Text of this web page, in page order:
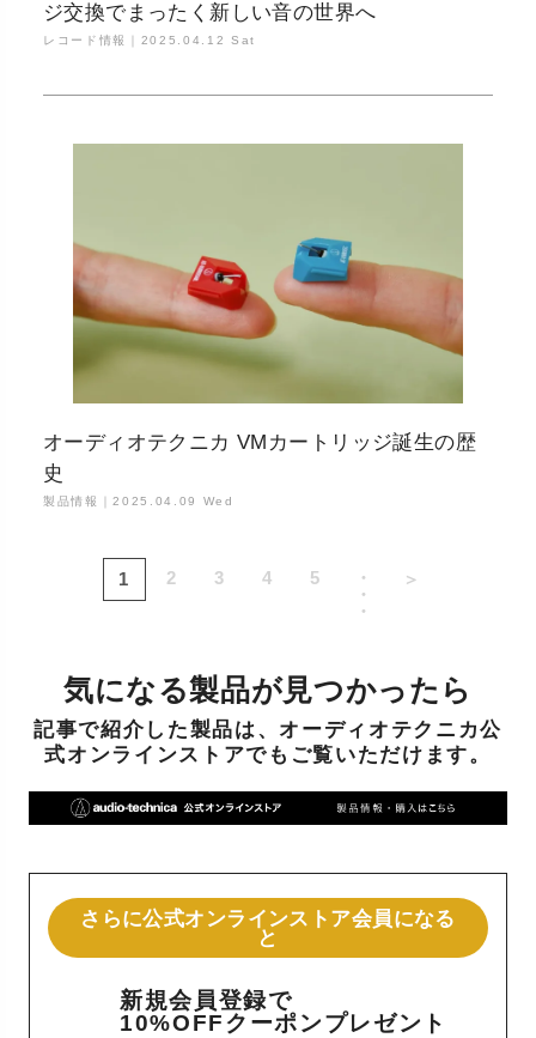
ジ交換でまったく新しい音の世界へ
レコード情報｜ 2025.04.12 Sat
オーディオテクニカ VMカートリッジ誕生の歴
史
製品情報｜2025.04.09 Wed
1 2 3 4 5
・
・
・
＞
気になる製品が見つかったら
記事で紹介した製品は、オーディオテクニカ公
式オンラインストアでもご覧いただけます。
さらに公式オンラインストア会員になる
と
新規会員登録で
10%OFFクーポンプレゼント